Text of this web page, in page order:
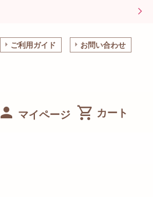
ご利用ガイド お問い合わせ
マイページ